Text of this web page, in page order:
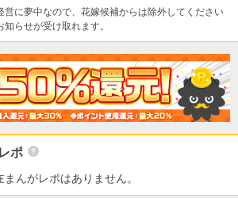
営に夢中なので、花嫁候補からは除外してください
知らせが受け取れます。
ポ
まんがレポはありません。